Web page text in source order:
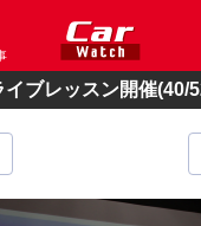
ブレッスン開催(40/